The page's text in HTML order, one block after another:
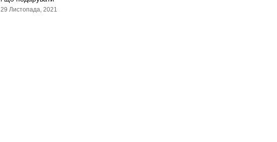
29 Листопада, 2021